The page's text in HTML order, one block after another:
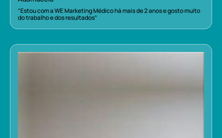
“Estou com a WE Marketing Médico há mais de 2 anos e gosto muito
do trabalho e dos resultados”